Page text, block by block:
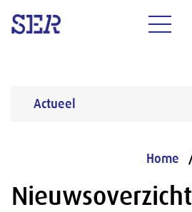
Actueel
Home
Nieuwsoverzicht